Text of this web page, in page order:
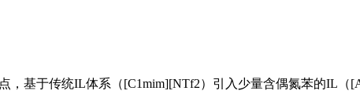
，基于传统IL体系（[C1mim][NTf2）引入少量含偶氮苯的IL（